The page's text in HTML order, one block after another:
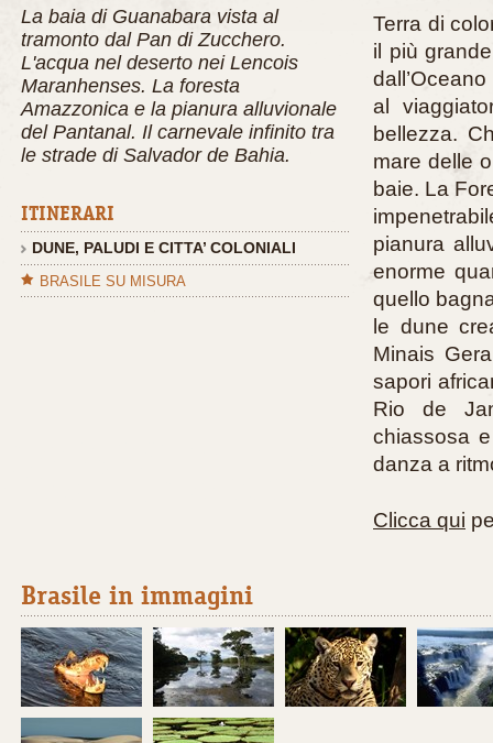
La baia di Guanabara vista al
tramonto dal Pan di Zucchero.
L'acqua nel deserto nei Lencois
Maranhenses. La foresta
Amazzonica e la pianura alluvionale
del Pantanal. Il carnevale infinito tra
le strade di Salvador de Bahia.
ITINERARI
DUNE, PALUDI E CITTA’ COLONIALI
BRASILE SU MISURA
Terra di
il più
al
bellezza.
mare delle
baie. La
pianura
enorme
quello
le dune
Minais
sapori
Rio de
chiassosa
danza a
Clicca qui
Brasile in immagini